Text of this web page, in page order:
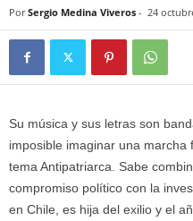
Por Sergio Medina Viveros - 24
Su música y sus letras son
imposible imaginar una marcha
tema Antipatriarca. Sabe
compromiso político con la
en Chile, es hija del exilio y el